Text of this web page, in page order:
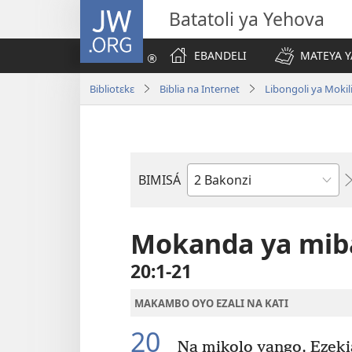
JW.ORG Batatoli ya Yehova
EBANDELI
MATEYA
Bibliotɛkɛ Biblia na Internet Libongoli ya
BIMISÁ
Mokanda
Mokanda ya
20:1-21
MAKAMBO OYO EZALI NA KATI
20 Na mikolo yango,